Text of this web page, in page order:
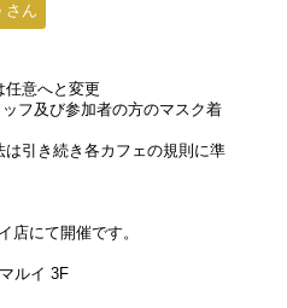
さん
任意へと変更
フ及び参加者の方のマスク着
引き続き各カフェの規則に準
店にて開催です。
ルイ 3F